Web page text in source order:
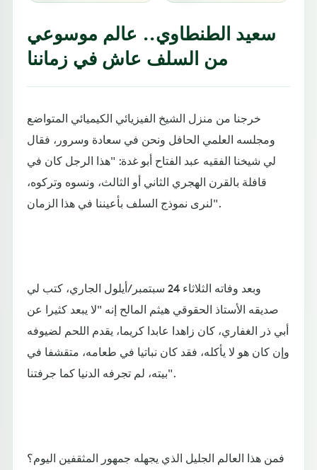
سعيد الطنطاوي.. عالم موسوعي
من السلف عاش في زماننا
خرجنا من منزل الشيخ الفيزيائي الكيميائي المتواضع
ومجلسه العلمي الحافل ونحن في سعادة وسرور، فقال
لي شيخنا الفقيه عبد الفتاح أبو غدة: "هذا الرجل كان في
قافلة بالقرن الهجري الثاني أو الثالث، ونسوه وتركوه،
لنرى نموذج السلف بأعيننا في هذا الزمان".
وبعد وفاته الثلاثاء 24 سبتمبر/أيلول الجاري، كتب لي
صديقه الأستاذ الحقوقي هيثم المالح إنه "لا يبعد كثيرا عن
أبي ذر الغفاري، كان زاهدا عابدا كريما، يقدم اللحم لضيوفه
وإن كان هو لا يأكله، فقد كان نباتيا في طعامه، متقشفا في
بيته، لم تجرفه الدنيا كما جرفتنا".
فمن هذا العالم الجليل الذي يجهله جمهور المثقفين اليوم؟